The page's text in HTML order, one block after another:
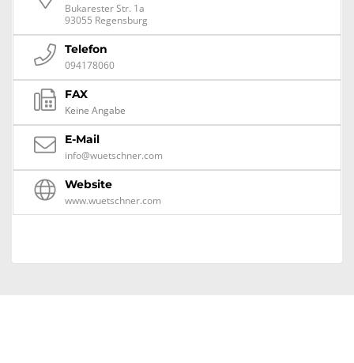
Bukarester Str. 1a
93055 Regensburg
Telefon
094178060
FAX
Keine Angabe
E-Mail
info@wuetschner.com
Website
www.wuetschner.com